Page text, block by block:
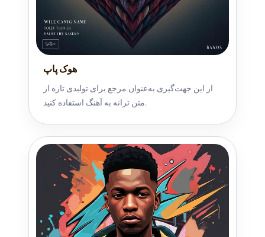
هوک پاپ
از این جهت‌گیری به‌عنوان مرجع برای تولیدی تازه از
متن ترانه به آهنگ استفاده کنید.